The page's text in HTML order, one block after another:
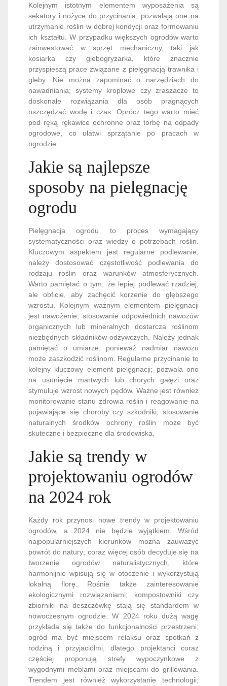
Kolejnym istotnym elementem wyposażenia są
sekatory i nożyce do przycinania; pozwalają one na
utrzymanie roślin w dobrej kondycji oraz formowaniu
ich kształtu. W przypadku większych ogrodów warto
zainwestować w sprzęt mechaniczny, taki jak
kosiarka czy glebogryzarka, które znacznie
przyspieszą prace związane z pielęgnacją trawnika i
gleby. Nie można zapominać o narzędziach do
nawadniania; systemy kroplowe czy zraszacze to
doskonałe rozwiązania dla osób pragnących
oszczędzać wodę i czas. Oprócz tego warto mieć
pod ręką rękawice ochronne oraz torbę na odpady
ogrodowe, co ułatwi sprzątanie po pracach w
ogrodzie.
Jakie są najlepsze
sposoby na pielęgnację
ogrodu
Pielęgnacja ogrodu to proces wymagający
systematyczności oraz wiedzy o potrzebach roślin.
Kluczowym aspektem jest regularne podlewanie;
należy dostosować częstotliwość podlewania do
rodzaju roślin oraz warunków atmosferycznych.
Warto pamiętać o tym, że lepiej podlewać rzadziej,
ale obficie, aby zachęcić korzenie do głębszego
wzrostu. Kolejnym ważnym elementem pielęgnacji
jest nawożenie; stosowanie odpowiednich nawozów
organicznych lub mineralnych dostarcza roślinom
niezbędnych składników odżywczych. Należy jednak
pamiętać o umiarze, ponieważ nadmiar nawozu
może zaszkodzić roślinom. Regularne przycinanie to
kolejny kluczowy element pielęgnacji; pozwala ono
na usunięcie martwych lub chorych gałęzi oraz
stymuluje wzrost nowych pędów. Ważne jest również
monitorowanie stanu zdrowia roślin i reagowanie na
pojawiające się choroby czy szkodniki; stosowanie
naturalnych środków ochrony roślin może być
skuteczne i bezpieczne dla środowiska.
Jakie są trendy w
projektowaniu ogrodów
na 2024 rok
Każdy rok przynosi nowe trendy w projektowaniu
ogrodów, a 2024 nie będzie wyjątkiem. Wśród
najpopularniejszych kierunków można zauważyć
powrót do natury; coraz więcej osób decyduje się na
tworzenie ogrodów naturalistycznych, które
harmonijnie wpisują się w otoczenie i wykorzystują
lokalną florę. Rośnie także zainteresowanie
ekologicznymi rozwiązaniami; kompostowniki czy
zbiorniki na deszczówkę stają się standardem w
nowoczesnym ogrodzie. W 2024 roku dużą wagę
przykłada się także do funkcjonalności przestrzeni;
ogród ma być miejscem relaksu oraz spotkań z
rodziną i przyjaciółmi, dlatego projektanci coraz
częściej proponują strefy wypoczynkowe z
wygodnymi meblami oraz miejscami do grillowania.
Trendem jest również wykorzystanie technologii;